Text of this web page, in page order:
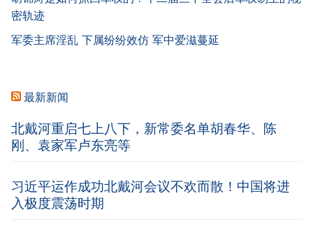
密轨迹
军委主席淫乱 下属纷纷效仿 军中爱滋蔓延
最新新闻
北戴河重启七上八下，新常委名单胡春华、陈
刚、袁家军卢东亮等
习近平运作成功北戴河会议不欢而散！中国将进
入极度震荡时期